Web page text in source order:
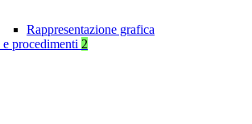
Rappresentazione grafica
procedimenti 2